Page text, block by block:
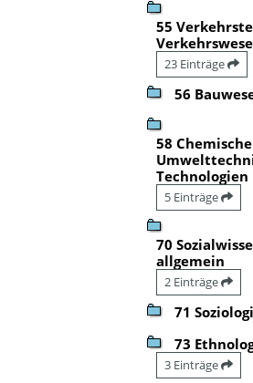
55
23 Einträge
56
58
Technologien
5 Einträge
70
allgemein
2 Einträge
71
73
3 Einträge